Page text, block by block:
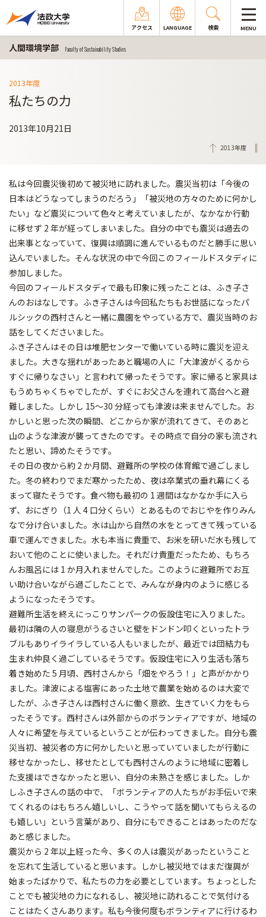
アクセス LANGUAGE 検索 MENU
人間環境学部 Faculty of Sustainability Studies
2013年度
私たちの力
2013年10月21日
2013年度
私は今回震災後初めて被災地に訪れました。震災当初は「今後の
日本はどうなってしまうのだろう」「被災地の方々のために何かし
たい」など震災について色々と考えていましたが、なかなか行動
に移せず 2 年が経ってしまいました。自分の中でも震災は過去の
出来事となっていて、復興は順調に進んでいるものだと勝手に思い
込んでいました。そんな状況の中で今回このフィールドスタディに
参加しました。
今回のフィールドスタディで最も印象に残ったことは、ふき子さ
んのおはなしです。ふき子さんは今回私たちもお世話になったパ
ルシックの西村さんと一緒に農園をやっている方で、震災当時のお
話をしてくださいました。
ふき子さんはその日は堆肥センターで働いている時に震災を迎え
ました。大きな揺れがあったあと職場の人に「大津波がくるから
すぐに帰りなさい」と言われて帰ったそうです。家に帰ると家具は
もうめちゃくちゃでしたが、すぐにお父さんを連れて高台へと避
難しました。しかし 15～30 分経っても津波は来ませんでした。お
かしいと思った次の瞬間、どこからか家が流れてきて、そのあと
山のような津波が襲ってきたのです。その時点で自分の家も流され
たと思い、諦めたそうです。
その日の夜から約 2 か月間、避難所の学校の体育館で過ごしまし
た。冬の終わりでまだ寒かったため、夜は卒業式の垂れ幕にくる
まって寝たそうです。食べ物も最初の 1 週間はなかなか手に入ら
ず、おにぎり（1 人 4 口分くらい）とあるものでおじやを作りみん
なで分け合いました。水は山から自然の水をとってきて残っている
車で運んできました。水も本当に貴重で、お米を研いだ水も残して
おいて他のことに使いました。それだけ貴重だったため、もちろ
んお風呂には 1 か月入れませんでした。このように避難所でお互
い助け合いながら過ごしたことで、みんなが身内のように感じる
ようになったそうです。
避難所生活を終えにっこりサンパークの仮設住宅に入りました。
最初は隣の人の寝息がうるさいと壁をドンドン叩くといったトラ
ブルもありイライラしている人もいましたが、最近では団結力も
生まれ仲良く過ごしているそうです。仮設住宅に入り生活も落ち
着き始めた 5 月頃、西村さんから「畑をやろう！」と声がかかり
ました。津波による塩害にあった土地で農業を始めるのは大変で
したが、ふき子さんは西村さんに働く意欲、生きていく力をもら
ったそうです。西村さんは外部からのボランティアですが、地域の
人々に希望を与えているということが伝わってきました。自分も震
災当初、被災者の方に何かしたいと思っていていましたが行動に
移せなかったし、移せたとしても西村さんのように地域に密着し
た支援はできなかったと思い、自分の未熟さを感じました。しか
しふき子さんの話の中で、「ボランティアの人たちがお手伝いで来
てくれるのはもちろん嬉しいし、こうやって話を聞いてもらえるの
も嬉しい」という言葉があり、自分にもできることはあったのだな
あと感じました。
震災から 2 年以上経った今、多くの人は震災があったということ
を忘れて生活していると思います。しかし被災地ではまだ復興が
始まったばかりで、私たちの力を必要としています。ちょっとした
ことでも被災地の力になれるし、被災地に訪れることで気付ける
ことはたくさんあります。私も今後何度もボランティアに行けるわ